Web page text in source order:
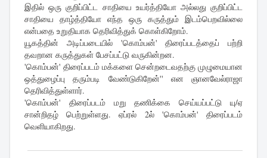
இதில் ஒரு குறிப்பிட்ட சாதியை உயர்த்தியோ அல்லது குறிப்பிட்ட
சாதியை தாழ்த்தியோ எந்த ஒரு கருத்தும் இடம்பெறவில்லை
என்பதை உறுதியாக தெரிவித்துக் கொள்கிறோம்.
யூகத்தின் அடிப்படையில் 'கொம்பன்' திரைப்படத்தைப் பற்றி
தவறான கருத்துகள் பேசப்பட்டு வருகின்றன.
'கொம்பன்' திரைப்படம் மக்களை சென்றடைவதற்கு முழுமையான
ஒத்துழைப்பு தரும்படி வேண்டுகிறேன்'' என ஞானவேல்ராஜா
தெரிவித்துள்ளார்.
'கொம்பன்' திரைப்படம் மறு தணிக்கை செய்யப்பட்டு யு/ஏ
சான்றிதழ் பெற்றுள்ளது. ஏப்ரல் 2ல் 'கொம்பன்' திரைப்படம்
வெளியாகிறது.